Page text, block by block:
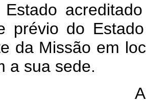
acreditado
prévio do
da Missão em
a sua sede.